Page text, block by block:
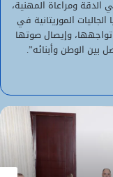
الدقة ومراعاة المهنية،
الموريتانية في
تواجهها، وإيصال صوتها
بين الوطن وأبنائه”.